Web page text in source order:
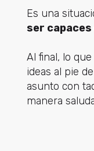
Es una
ser
Al final, lo
ideas al pie
asunto con
manera